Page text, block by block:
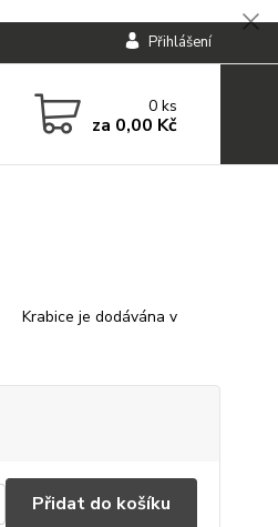
Přihlášení
0ks
za 0,00 Kč
Krabice je dodávána v
Přidat do košíku